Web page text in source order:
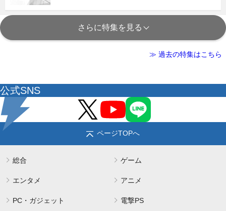
さらに特集を見る
≫ 過去の特集はこちら
公式SNS
ページTOPへ
総合 ゲーム
エンタメ アニメ
PC・ガジェット 電撃PS